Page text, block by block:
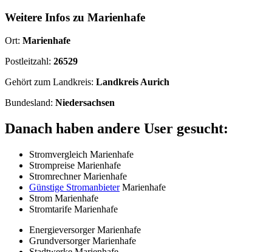
Weitere Infos zu Marienhafe
Ort: Marienhafe
Postleitzahl: 26529
Gehört zum Landkreis: Landkreis Aurich
Bundesland: Niedersachsen
Danach haben andere User gesucht:
Stromvergleich Marienhafe
Strompreise Marienhafe
Stromrechner Marienhafe
Günstige StromanbieterMarienhafe
Strom Marienhafe
Stromtarife Marienhafe
Energieversorger Marienhafe
Grundversorger Marienhafe